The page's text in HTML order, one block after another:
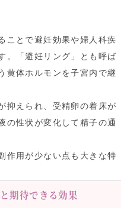
ことで避妊効果や婦人科疾
。「避妊リング」とも呼ば
黄体ホルモンを子宮内で継
抑えられ、受精卵の着床が
の性状が変化して精子の通
作用が少ない点も大きな特
期待できる効果